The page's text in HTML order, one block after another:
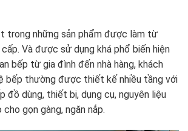
trong những sản phẩm được làm từ
Và được sử dụng khá phổ biến hiện
bếp từ gia đình đến nhà hàng, khách
bếp thường được thiết kế nhiều tầng với
đồ dùng, thiết bị, dụng cụ, nguyên liệu
gọn gàng, ngăn nắp.